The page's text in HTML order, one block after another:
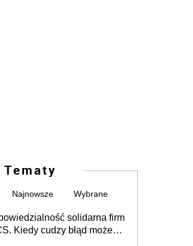
Tematy
Najnowsze Wybrane
solidarna firm
Kiedy cudzy błąd może